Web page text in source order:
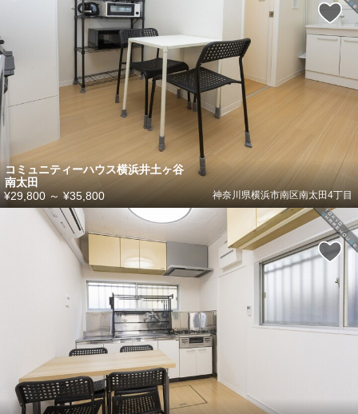
コミュニティーハウス横浜井土ヶ谷
南太田
神奈川県横浜市南区南太田4丁目
¥29,800 ～¥35,800